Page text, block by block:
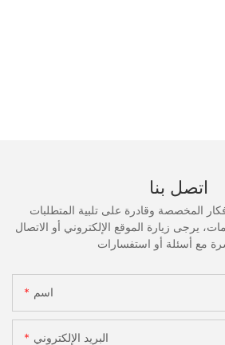
اتصل بنا
المخصصة وقادرة على تلبية المتطلبات
يرجى زيارة الموقع الإلكتروني أو الاتصال
اسم
البريد الإلكتروني